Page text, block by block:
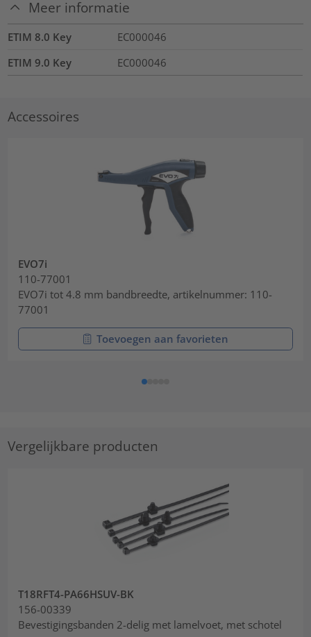
Meer informatie
ETIM 8.0 Key
EC000046
ETIM 9.0 Key
EC000046
Accessoires
EVO7i
110-77001
EVO7i tot 4.8 mm bandbreedte, artikelnummer: 110-
77001
Toevoegen aan favorieten
Vergelijkbare producten
T18RFT4-PA66HSUV-BK
156-00339
Bevestigingsbanden 2-delig met lamelvoet, met schotel